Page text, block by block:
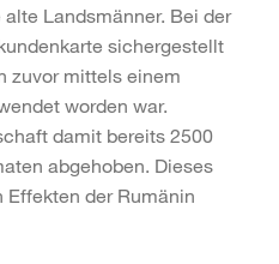
Landsmänner. Bei der
sichergestellt
zuvor mittels einem
worden war.
damit bereits 2500
abgehoben. Dieses
Effekten der Rumänin